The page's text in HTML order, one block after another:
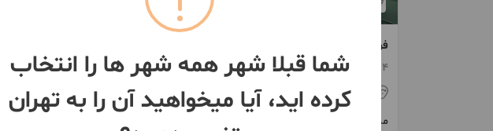
فروش714 متر کلنگی نیاوران
714 متر / 7 اتاق / طبقه 3
تهران- تجریش
مبلغ
235 متر
تهران
- تجریش
شما قبلا شهر همه شهر ها را انتخاب
کرده اید، آیا میخواهید آن را به تهران